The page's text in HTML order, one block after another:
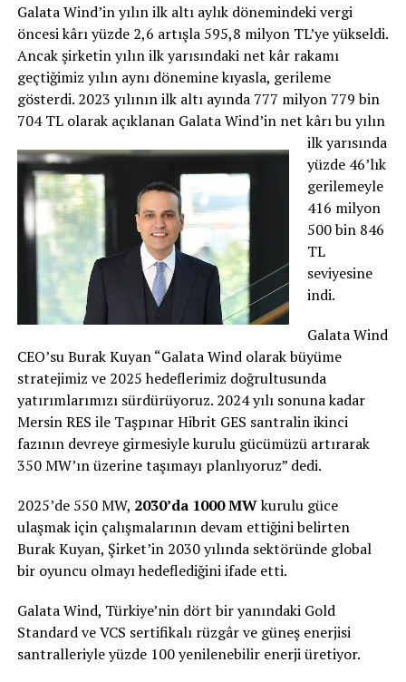
Galata Wind’in yılın ilk altı aylık dönemindeki vergi
öncesi kârı yüzde 2,6 artışla 595,8 milyon TL’ye yükseldi.
Ancak şirketin yılın ilk yarısındaki net kâr rakamı
geçtiğimiz yılın aynı dönemine kıyasla, gerileme
gösterdi. 2023 yılının ilk altı ayında 777 milyon 779 bin
704 TL olarak açıklanan Galata Wind’in net kârı bu yılın
ilk yarısında
yüzde 46’lık
gerilemeyle
416 milyon
500 bin 846
TL
seviyesine
indi.
Galata Wind
CEO’su Burak Kuyan “Galata Wind olarak büyüme
stratejimiz ve 2025 hedeflerimiz doğrultusunda
yatırımlarımızı sürdürüyoruz. 2024 yılı sonuna kadar
Mersin RES ile Taşpınar Hibrit GES santralin ikinci
fazının devreye girmesiyle kurulu gücümüzü artırarak
350 MW’ın üzerine taşımayı planlıyoruz” dedi.
2025’de 550 MW, 2030’da 1000 MWkurulu güce
ulaşmak için çalışmalarının devam ettiğini belirten
Burak Kuyan, Şirket’in 2030 yılında sektöründe global
bir oyuncu olmayı hedeflediğini ifade etti.
Galata Wind, Türkiye’nin dört bir yanındaki Gold
Standard ve VCS sertifikalı rüzgâr ve güneş enerjisi
santralleriyle yüzde 100 yenilenebilir enerji üretiyor.